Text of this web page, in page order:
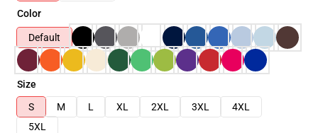
Color
Default
Size
S
M L XL 2XL 3XL
4XL
5XL